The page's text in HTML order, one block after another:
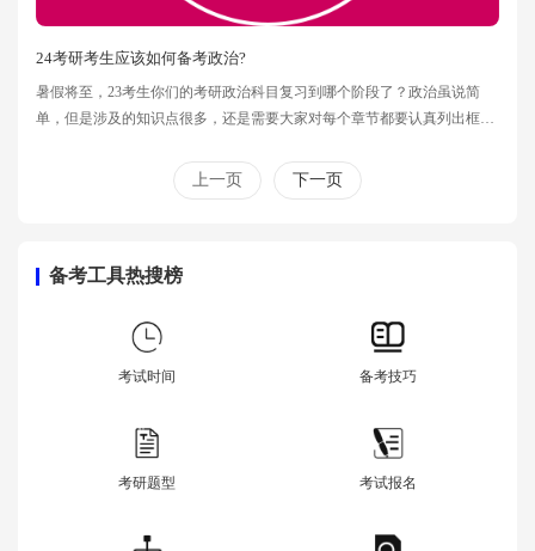
24考研考生应该如何备考政治?
暑假将至，23考生你们的考研政治科目复习到哪个阶段了？政治虽说简
单，但是涉及的知识点很多，还是需要大家对每个章节都要认真列出框
考政治?考研政治复习误区?快叫上你的小伙伴一起来学习下~
上一页 下一页
备考工具热搜榜
考试时间 备考技巧
考研题型 考试报名